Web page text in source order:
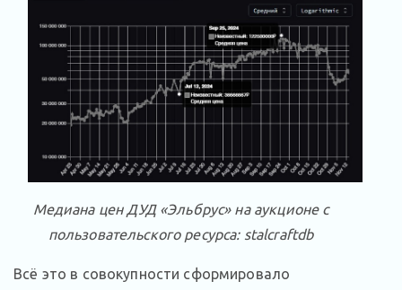
Медиана цен ДУД «Эльбрус» на аукционе с
пользовательского ресурса: stalcraftdb
Всё это в совокупности сформировало